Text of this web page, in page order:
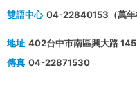
雙語中心 04-22840153（萬年
地址 402台中市南區興大路
傳真 04-22871530